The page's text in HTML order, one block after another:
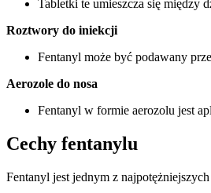
Tabletki te umieszcza się między
Roztwory do iniekcji
Fentanyl może być podawany
Aerozole do nosa
Fentanyl w formie aerozolu jest
Cechy fentanylu
Fentanyl jest jednym z